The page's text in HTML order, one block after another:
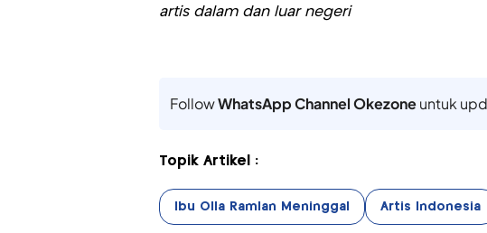
artis dalam dan luar negeri
FollowWhatsApp Channel Okezoneuntuk
Topik Artikel :
Ibu Olla Ramlan Meninggal Artis Indonesia